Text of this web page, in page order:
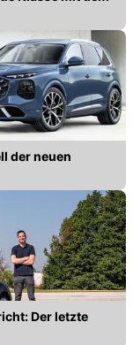
der neuen
Der letzte